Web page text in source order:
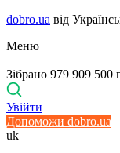
dobro.ua від
Меню
Зібрано 979 909 500
Увійти
Допоможи dobro.ua
uk